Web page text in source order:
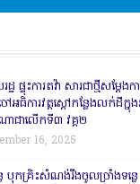
ដ្ឋ ផ្ទុះការតវ៉ា សារជាថ្មីសម្ត
ៅអធិការវត្តស្ដៅកន្លែងលក់ដីក្
ាជាលើកទី៣ វគ្គ២
16, 2025
េ បុកគ្រិះសំណង់រឹងចូលច្រាំងទន្